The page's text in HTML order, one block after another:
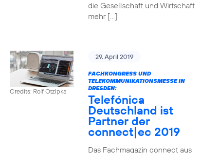
die Gesellschaft und Wirtschaft
mehr […]
Credits: Rolf Otzipka
29. April 2019
FACHKONGRESS UND
TELEKOMMUNIKATIONSMESSE IN
DRESDEN:
Telefónica
Deutschland ist
Partner der
connect|ec 2019
Das Fachmagazin connect aus